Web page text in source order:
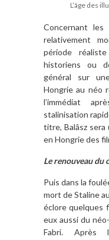
L’âge des
Concernant
relativement
période
historiens ou
général sur
Hongrie au néo
l’immédiat
stalinisation
titre, Balâsz
en Hongrie des
Le renouveau du
Puis dans la
mort de Staline
éclore quelques
eux aussi du
Fabri. Après